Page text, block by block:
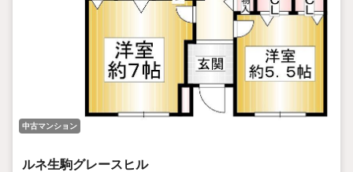
中古マンション
ルネ生駒グレースヒル